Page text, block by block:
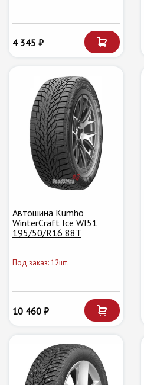
4 345 ₽
Автошина Kumho
WinterCraft Ice WI51
195/50/R16 88T
Под заказ: 12шт.
10 460 ₽